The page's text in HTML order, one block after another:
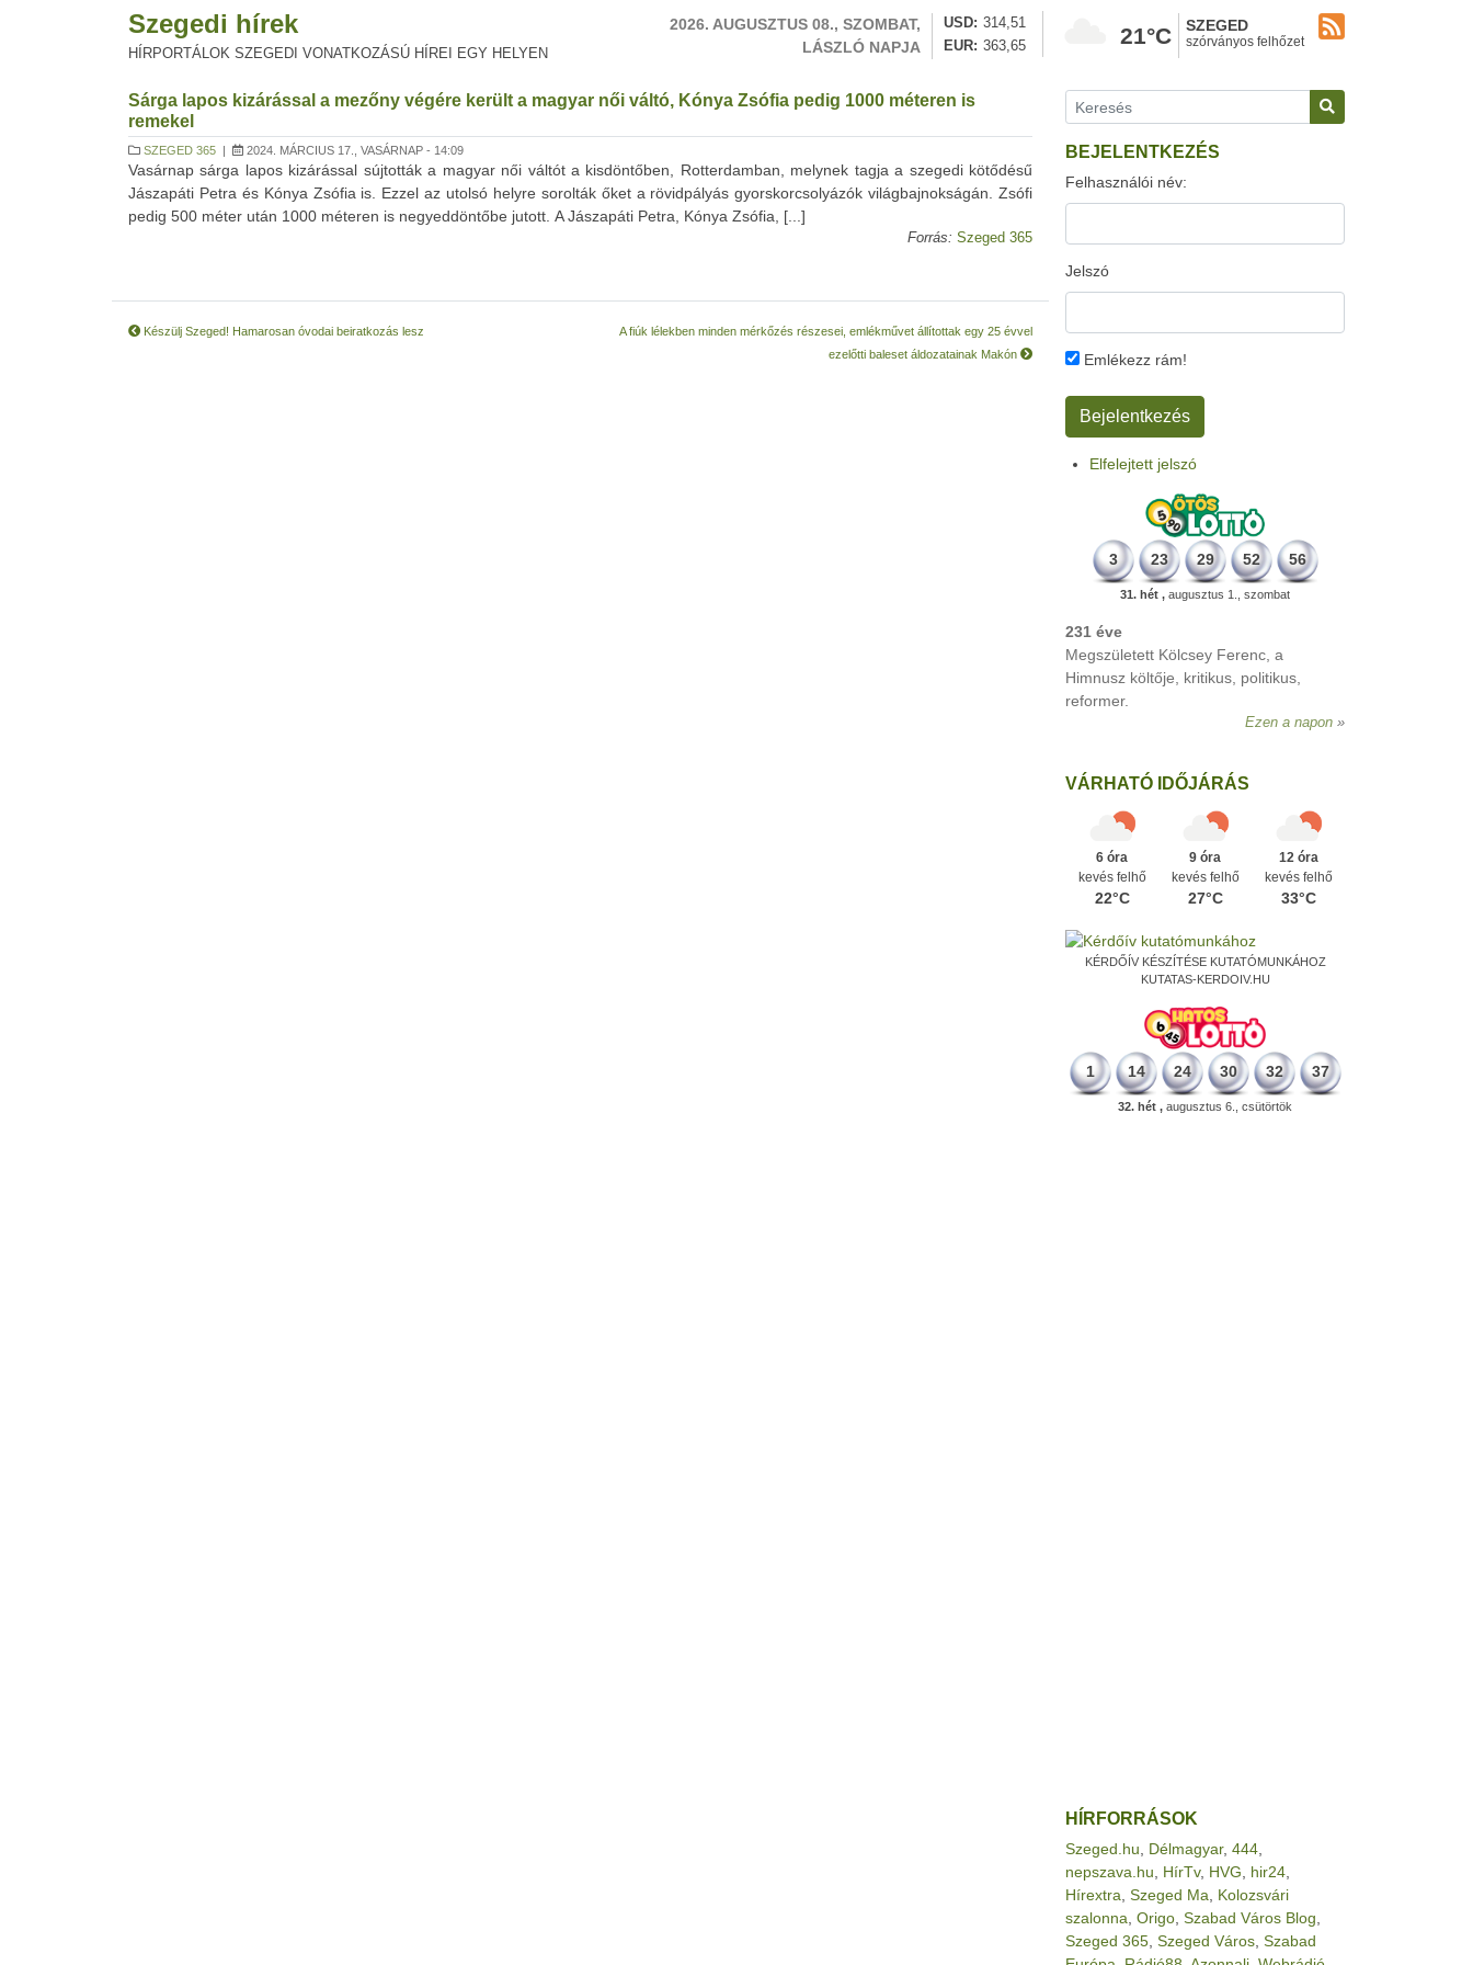
Szegedi hírek
HÍRPORTÁLOK SZEGEDI VONATKOZÁSÚ HÍREI EGY HELYEN
2026. AUGUSZTUS 08., SZOMBAT,
LÁSZLÓ NAPJA
USD
314,51
EUR
363,65 21°C SZEGED
szórványos felhőzet
Sárga lapos kizárással a mezőny végére került a magyar női váltó, Kónya Zsófia pedig 1000 méteren is
remekel
SZEGED 365 | 2024. MÁRCIUS 17., VASÁRNAP - 14:09
Vasárnap sárga lapos kizárással sújtották a magyar női váltót a kisdöntőben, Rotterdamban, melynek tagja a szegedi kötődésű
Jászapáti Petra és Kónya Zsófia is. Ezzel az utolsó helyre sorolták őket a rövidpályás gyorskorcsolyázók világbajnokságán. Zsófi
pedig 500 méter után 1000 méteren is negyeddöntőbe jutott. A Jászapáti Petra, Kónya Zsófia, [...]
Forrás: Szeged 365
Készülj Szeged! Hamarosan óvodai beiratkozás lesz
A fiúk lélekben minden mérkőzés részesei, emlékművet állítottak egy 25 évvel
ezelőtti baleset áldozatainak Makón
BEJELENTKEZÉS
Felhasználói név:
Jelszó
Emlékezz rám!
Elfelejtett jelszó
3 23 29 52 56
31. hét , augusztus 1., szombat
VÁRHATÓ IDŐJÁRÁS
6 óra
kevés felhő
22°C
9 óra
kevés felhő
27°C
12 óra
kevés felhő
33°C
KÉRDŐÍV KÉSZÍTÉSE KUTATÓMUNKÁHOZ
KUTATAS-KERDOIV.HU
1 14 24 30 32 37
32. hét , augusztus 6., csütörtök
HÍRFORRÁSOK
Szeged.hu Délmagyar, 444
nepszava.hu
HírTv, HVG hir24
Hírextra Szeged Ma
Kolozsvári
szalonna Origo Szabad Város Blog
Szeged 365 Szeged Város Szabad